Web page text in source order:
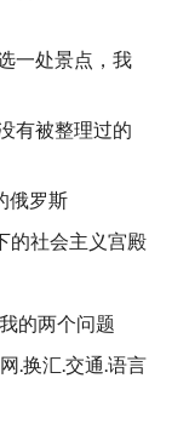
一处景点，我
有被整理过的
俄罗斯
的社会主义宫殿
的两个问题
.换汇.交通.语言